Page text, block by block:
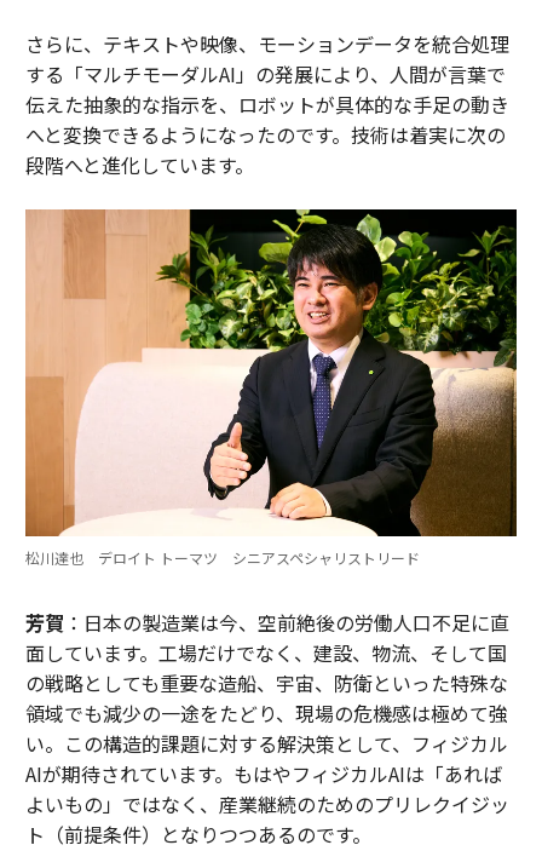
さらに、テキストや映像、モーションデータを統合処理
する「マルチモーダルAI」の発展により、人間が言葉で
伝えた抽象的な指示を、ロボットが具体的な手足の動き
へと変換できるようになったのです。技術は着実に次の
段階へと進化しています。
松川達也 デロイト トーマツ シニアスペシャリストリード
芳賀 ：日本の製造業は今、空前絶後の労働人口不足に直
面しています。工場だけでなく、建設、物流、そして国
の戦略としても重要な造船、宇宙、防衛といった特殊な
領域でも減少の一途をたどり、現場の危機感は極めて強
い。この構造的課題に対する解決策として、フィジカル
AIが期待されています。もはやフィジカルAIは「あれば
よいもの」ではなく、産業継続のためのプリレクイジッ
ト（前提条件）となりつつあるのです。